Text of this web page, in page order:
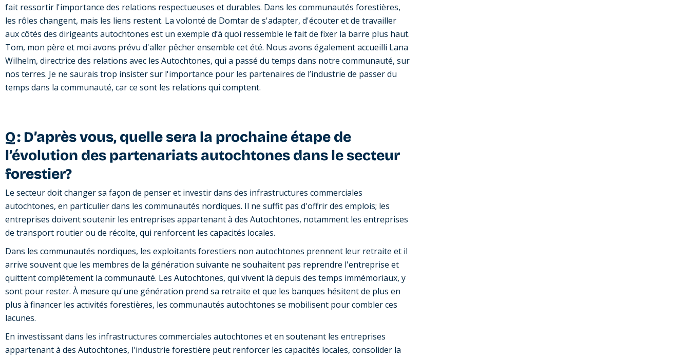
fait ressortir l'importance des relations respectueuses et durables. Dans les communautés forestières,
les rôles changent, mais les liens restent. La volonté de Domtar de s'adapter, d'écouter et de travailler
aux côtés des dirigeants autochtones est un exemple d’à quoi ressemble le fait de fixer la barre plus haut.
Tom, mon père et moi avons prévu d'aller pêcher ensemble cet été. Nous avons également accueilli Lana
Wilhelm, directrice des relations avec les Autochtones, qui a passé du temps dans notre communauté, sur
nos terres. Je ne saurais trop insister sur l'importance pour les partenaires de l’industrie de passer du
temps dans la communauté, car ce sont les relations qui comptent.
Q : D’après vous, quelle sera la prochaine étape de
l’évolution des partenariats autochtones dans le secteur
forestier?
Le secteur doit changer sa façon de penser et investir dans des infrastructures commerciales
autochtones, en particulier dans les communautés nordiques. Il ne suffit pas d'offrir des emplois; les
entreprises doivent soutenir les entreprises appartenant à des Autochtones, notamment les entreprises
de transport routier ou de récolte, qui renforcent les capacités locales.
Dans les communautés nordiques, les exploitants forestiers non autochtones prennent leur retraite et il
arrive souvent que les membres de la génération suivante ne souhaitent pas reprendre l'entreprise et
quittent complètement la communauté. Les Autochtones, qui vivent là depuis des temps immémoriaux, y
sont pour rester. À mesure qu'une génération prend sa retraite et que les banques hésitent de plus en
plus à financer les activités forestières, les communautés autochtones se mobilisent pour combler ces
lacunes.
En investissant dans les infrastructures commerciales autochtones et en soutenant les entreprises
appartenant à des Autochtones, l'industrie forestière peut renforcer les capacités locales, consolider la